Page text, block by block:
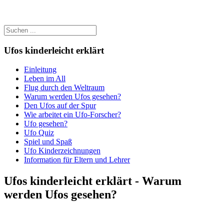
Ufos kinderleicht erklärt
Einleitung
Leben im All
Flug durch den Weltraum
Warum werden Ufos gesehen?
Den Ufos auf der Spur
Wie arbeitet ein Ufo-Forscher?
Ufo gesehen?
Ufo Quiz
Spiel und Spaß
Ufo Kinderzeichnungen
Information für Eltern und Lehrer
Ufos kinderleicht erklärt - Warum
werden Ufos gesehen?